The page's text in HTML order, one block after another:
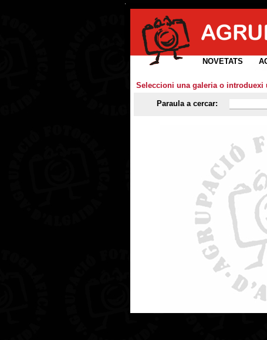
Seleccioni una galeria o introduexi
Paraula a cercar:
NOVETATS